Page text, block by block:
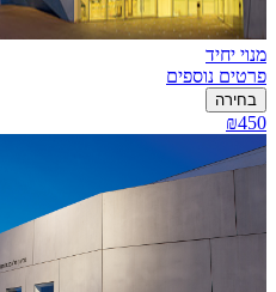
מנוי יחיד
פרטים נוספים
בחירה
₪450